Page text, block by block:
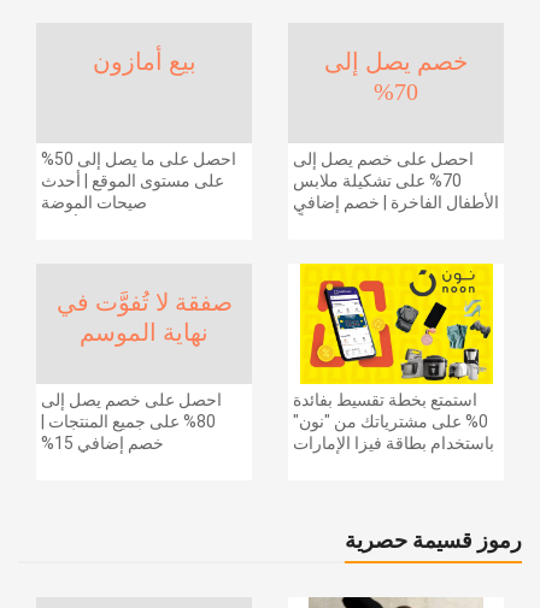
بيع أمازون
احصل على ما يصل إلى 50%
على مستوى الموقع | أحدث
صيحات الموضة
خصم يصل إلى
70%
احصل على خصم يصل إلى
70% على تشكيلة ملابس
الأطفال الفاخرة | خصم إضافي
صفقة لا تُفوَّت في
نهاية الموسم
احصل على خصم يصل إلى
80% على جميع المنتجات |
خصم إضافي 15%
استمتع بخطة تقسيط بفائدة
0% على مشترياتك من "نون"
باستخدام بطاقة فيزا الإمارات
رموز قسيمة حصرية